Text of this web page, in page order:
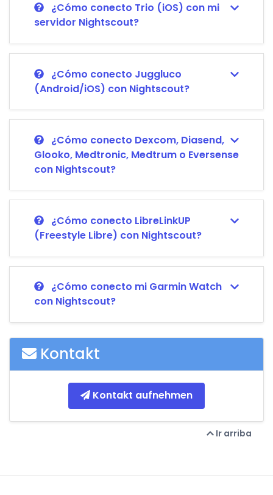
¿Cómo conecto Trio (iOS) con mi
servidor Nightscout?
¿Cómo conecto Juggluco
(Android/iOS) con Nightscout?
¿Cómo conecto Dexcom, Diasend,
Glooko, Medtronic, Medtrum o Eversense
con Nightscout?
¿Cómo conecto LibreLinkUP
(Freestyle Libre) con Nightscout?
¿Cómo conecto mi Garmin Watch
con Nightscout?
Kontakt
Kontakt aufnehmen
Ir arriba